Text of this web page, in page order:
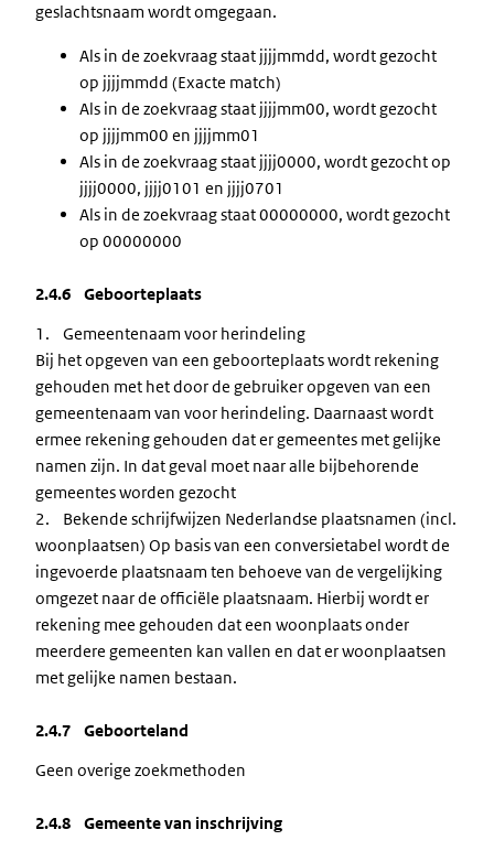
geslachtsnaam wordt omgegaan.
Als in de zoekvraag staat jjjjmmdd, wordt gezocht
op jjjjmmdd (Exacte match)
Als in de zoekvraag staat jjjjmm00, wordt gezocht
op jjjjmm00 en jjjjmm01
Als in de zoekvraag staat jjjj0000, wordt gezocht op
jjjj0000, jjjj0101 en jjjj0701
Als in de zoekvraag staat 00000000, wordt gezocht
op 00000000
2.4.6 Geboorteplaats
1. Gemeentenaam voor herindeling
Bij het opgeven van een geboorteplaats wordt rekening
gehouden met het door de gebruiker opgeven van een
gemeentenaam van voor herindeling. Daarnaast wordt
ermee rekening gehouden dat er gemeentes met gelijke
namen zijn. In dat geval moet naar alle bijbehorende
gemeentes worden gezocht
2. Bekende schrijfwijzen Nederlandse plaatsnamen (incl.
woonplaatsen) Op basis van een conversietabel wordt de
ingevoerde plaatsnaam ten behoeve van de vergelijking
omgezet naar de officiële plaatsnaam. Hierbij wordt er
rekening mee gehouden dat een woonplaats onder
meerdere gemeenten kan vallen en dat er woonplaatsen
met gelijke namen bestaan.
2.4.7 Geboorteland
Geen overige zoekmethoden
2.4.8 Gemeente van inschrijving